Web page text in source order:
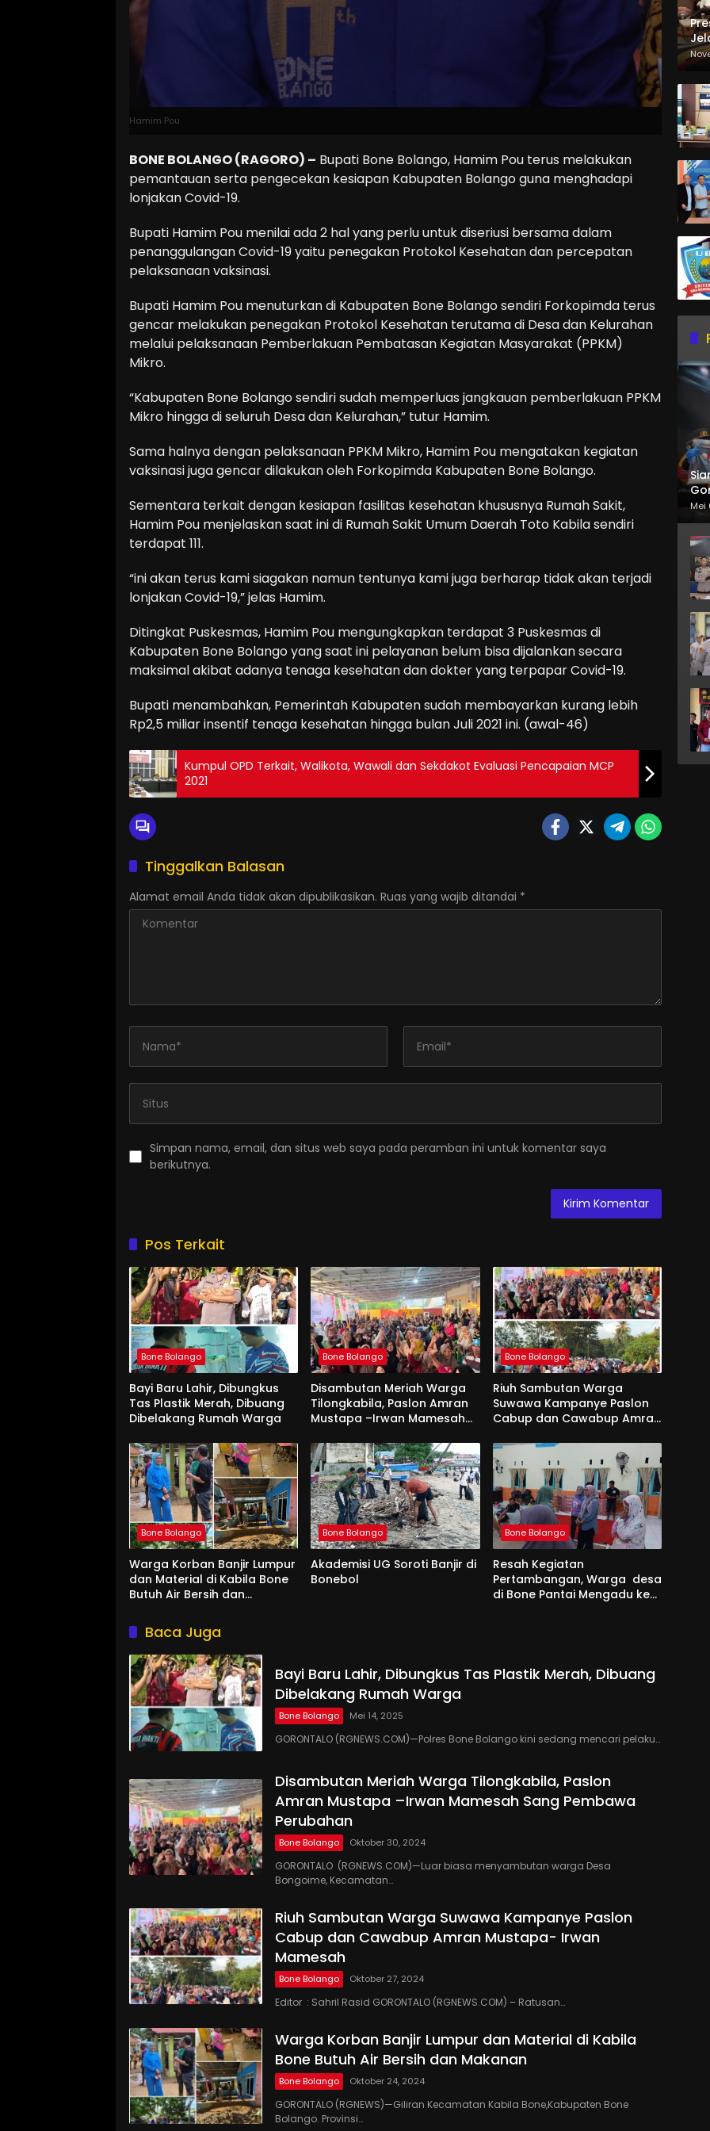
Hamim Pou
BONE BOLANGO (RAGORO) – Bupati Bone Bolango, Hamim Pou terus melakukan
pemantauan serta pengecekan kesiapan Kabupaten Bolango guna menghadapi
lonjakan Covid-19.
Bupati Hamim Pou menilai ada 2 hal yang perlu untuk diseriusi bersama dalam
penanggulangan Covid-19 yaitu penegakan Protokol Kesehatan dan percepatan
pelaksanaan vaksinasi.
Bupati Hamim Pou menuturkan di Kabupaten Bone Bolango sendiri Forkopimda terus
gencar melakukan penegakan Protokol Kesehatan terutama di Desa dan Kelurahan
melalui pelaksanaan Pemberlakuan Pembatasan Kegiatan Masyarakat (PPKM)
Mikro.
“Kabupaten Bone Bolango sendiri sudah memperluas jangkauan pemberlakuan PPKM
Mikro hingga di seluruh Desa dan Kelurahan,” tutur Hamim.
Sama halnya dengan pelaksanaan PPKM Mikro, Hamim Pou mengatakan kegiatan
vaksinasi juga gencar dilakukan oleh Forkopimda Kabupaten Bone Bolango.
Sementara terkait dengan kesiapan fasilitas kesehatan khususnya Rumah Sakit,
Hamim Pou menjelaskan saat ini di Rumah Sakit Umum Daerah Toto Kabila sendiri
terdapat 111.
“ini akan terus kami siagakan namun tentunya kami juga berharap tidak akan terjadi
lonjakan Covid-19,” jelas Hamim.
Ditingkat Puskesmas, Hamim Pou mengungkapkan terdapat 3 Puskesmas di
Kabupaten Bone Bolango yang saat ini pelayanan belum bisa dijalankan secara
maksimal akibat adanya tenaga kesehatan dan dokter yang terpapar Covid-19.
Bupati menambahkan, Pemerintah Kabupaten sudah membayarkan kurang lebih
Rp2,5 miliar insentif tenaga kesehatan hingga bulan Juli 2021 ini. (awal-46)
Kumpul OPD Terkait, Walikota, Wawali dan Sekdakot Evaluasi Pencapaian MCP
2021
Tinggalkan Balasan
Alamat email Anda tidak akan dipublikasikan. Ruas yang wajib ditandai *
Simpan nama, email, dan situs web saya pada peramban ini untuk komentar saya
berikutnya.
Pos Terkait
Bone Bolango
Bayi Baru Lahir, Dibungkus
Tas Plastik Merah, Dibuang
Dibelakang Rumah Warga
Bone Bolango
Disambutan Meriah Warga
Tilongkabila, Paslon Amran
Mustapa –Irwan Mamesah
Bone Bolango
Riuh Sambutan Warga
Suwawa Kampanye Paslon
Cabup dan Cawabup Amran
Bone Bolango
Warga Korban Banjir Lumpur
dan Material di Kabila Bone
Butuh Air Bersih dan
Bone Bolango
Akademisi UG Soroti Banjir di
Bonebol
Bone Bolango
Resah Kegiatan
Pertambangan, Warga desa
di Bone Pantai Mengadu ke
Baca Juga
Bayi Baru Lahir, Dibungkus Tas Plastik Merah, Dibuang
Dibelakang Rumah Warga
Bone Bolango Mei 14, 2025
GORONTALO (RGNEWS.COM)—Polres Bone Bolango kini sedang mencari pelaku…
Disambutan Meriah Warga Tilongkabila, Paslon
Amran Mustapa –Irwan Mamesah Sang Pembawa
Perubahan
Bone Bolango Oktober 30, 2024
GORONTALO (RGNEWS.COM)—Luar biasa menyambutan warga Desa
Bongoime, Kecamatan…
Riuh Sambutan Warga Suwawa Kampanye Paslon
Cabup dan Cawabup Amran Mustapa- Irwan
Mamesah
Bone Bolango Oktober 27, 2024
Editor : Sahril Rasid GORONTALO (RGNEWS.COM) – Ratusan…
Warga Korban Banjir Lumpur dan Material di Kabila
Bone Butuh Air Bersih dan Makanan
Bone Bolango Oktober 24, 2024
GORONTALO (RGNEWS)—Giliran Kecamatan Kabila Bone,Kabupaten Bone
Bolango. Provinsi…
Mei